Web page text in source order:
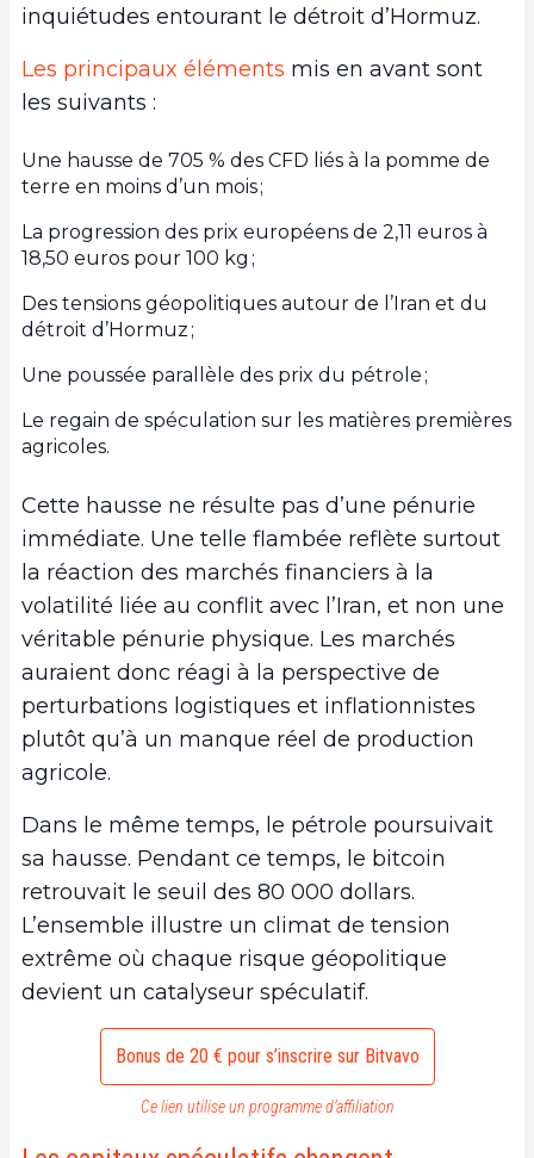
inquiétudes entourant le détroit d’Hormuz.
Les principaux éléments mis en avant sont
les suivants :
Une hausse de 705 % des CFD liés à la pomme de
terre en moins d’un mois ;
La progression des prix européens de 2,11 euros à
18,50 euros pour 100 kg ;
Des tensions géopolitiques autour de l’Iran et du
détroit d’Hormuz ;
Une poussée parallèle des prix du pétrole ;
Le regain de spéculation sur les matières premières
agricoles.
Cette hausse ne résulte pas d’une pénurie
immédiate. Une telle flambée reflète surtout
la réaction des marchés financiers à la
volatilité liée au conflit avec l’Iran, et non une
véritable pénurie physique. Les marchés
auraient donc réagi à la perspective de
perturbations logistiques et inflationnistes
plutôt qu’à un manque réel de production
agricole.
Dans le même temps, le pétrole poursuivait
sa hausse. Pendant ce temps, le bitcoin
retrouvait le seuil des 80 000 dollars.
L’ensemble illustre un climat de tension
extrême où chaque risque géopolitique
devient un catalyseur spéculatif.
Bonus de 20 € pour s’inscrire sur Bitvavo
Ce lien utilise un programme d’affiliation